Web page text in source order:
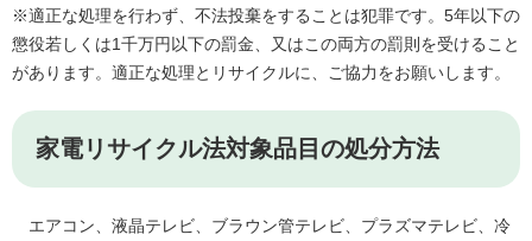
※適正な処理を行わず、不法投棄をすることは犯罪です。5年以下の
懲役若しくは1千万円以下の罰金、又はこの両方の罰則を受けること
があります。適正な処理とリサイクルに、ご協力をお願いします。
家電リサイクル法対象品目の処分方法
エアコン、液晶テレビ、ブラウン管テレビ、プラズマテレビ、冷